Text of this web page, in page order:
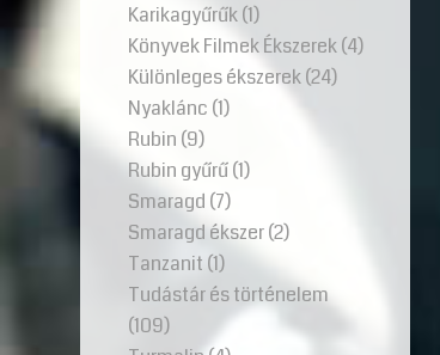
Karikagyűrűk(1)
Könyvek Filmek Ékszerek(4)
Különleges ékszerek(24)
Nyaklánc (1)
Rubin (9)
Rubin gyűrű(1)
Smaragd (7)
Smaragd ékszer(2)
Tanzanit (1)
Tudástár és történelem
(109)